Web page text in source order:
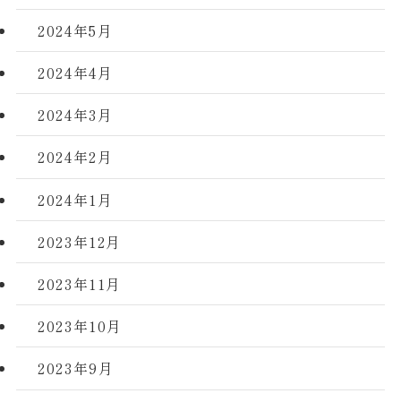
2024年5月
2024年4月
2024年3月
2024年2月
2024年1月
2023年12月
2023年11月
2023年10月
2023年9月